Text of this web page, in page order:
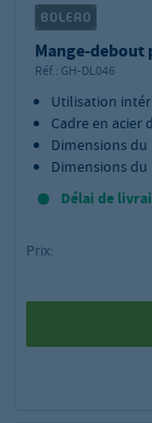
Mange-debout
Réf.: GH-DL046
Utilisation
Cadre en acier
Dimensions du
Dimensions du
Délai de
Prix: